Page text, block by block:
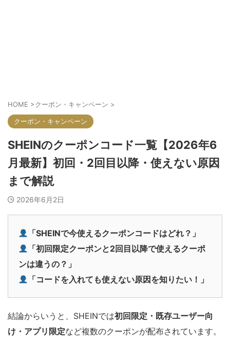
HOME >クーポン・キャンペーン >
クーポン・キャンペーン
SHEINのクーポンコード一覧【2026年6
月最新】初回・2回目以降・使えない原因
まで解説
2026年6月2日
「SHEINで今使えるクーポンコードはどれ？」
「初回限定クーポンと2回目以降で使えるクーポ
ンは違うの？」
「コードを入れても使えない原因を知りたい！」
結論からいうと、SHEINでは初回限定・既存ユーザー向
け・アプリ限定など複数のクーポンが配布されています。